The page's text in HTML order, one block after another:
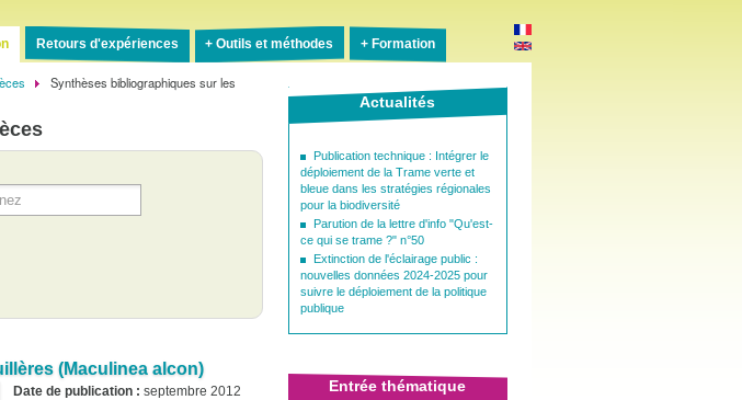
Retours d'expériences Outils et méthodes Formation
Synthèses bibliographiques sur les
(Maculinea alcon)
Date de publication : septembre 2012
Actualités
Publication technique : Intégrer le
déploiement de la Trame verte et
bleue dans les stratégies régionales
pour la biodiversité
Parution de la lettre d'info "Qu'est-
ce qui se trame ?" n°50
Extinction de l'éclairage public :
nouvelles données 2024-2025 pour
suivre le déploiement de la politique
publique
Entrée thématique